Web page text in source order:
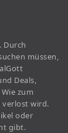
Durch
müssen,
Deals,
zum
verlost wird.
oder
gibt.